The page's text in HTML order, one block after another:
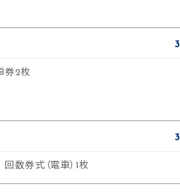
券2枚
数券式（電車）1枚